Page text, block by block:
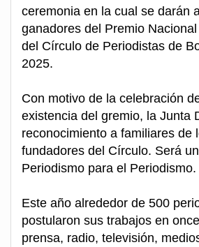
ceremonia en la cual se darán
ganadores del Premio
del Círculo de Periodistas de
2025.
Con motivo de la celebración
existencia del gremio, la Junta
reconocimiento a familiares de
fundadores del Círculo. Será
Periodismo para el Periodismo.
Este año alrededor de 500
postularon sus trabajos en
prensa, radio, televisión,